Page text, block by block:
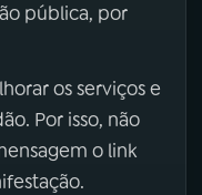
pública, por
os serviços e
Por isso, não
o link